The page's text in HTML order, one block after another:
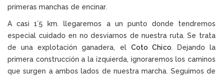
primeras manchas de encinar.
A casi 1’5 km. llegaremos a un punto donde tendremos
especial cuidado en no desviarnos de nuestra ruta. Se trata
de una explotación ganadera, el Coto Chico. Dejando la
primera construcción a la izquierda, ignoraremos los caminos
que surgen a ambos lados de nuestra marcha. Seguimos de